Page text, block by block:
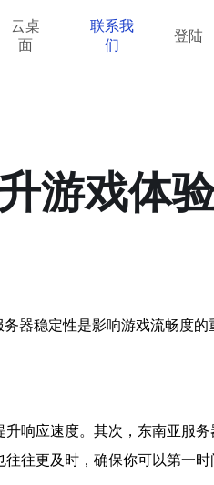
云桌
面
联系我
们
登陆
游戏体
器稳定性是影响游戏流畅度的
响应速度。其次，东南亚服务
往更及时，确保你可以第一